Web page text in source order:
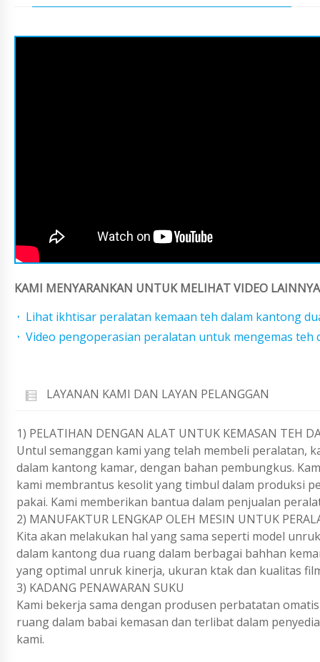
KAMI MENYARANKAN UNTUK MELIHAT VIDEO
Lihat ikhtisar peralatan kemaan teh dalam kantong
Video pengoperasian peralatan untuk mengemas
LAYANAN KAMI DAN LAYAN PELANGGAN
1) PELATIHAN DENGAN ALAT UNTUK KEMASAN TEH
Untul semanggan kami yang telah membeli peralatan,
dalam kantong kamar, dengan bahan pembungkus.
kami membrantus kesolit yang timbul dalam produksi
pakai. Kami memberikan bantua dalam penjualan
2) MANUFAKTUR LENGKAP OLEH MESIN UNTUK
Kita akan melakukan hal yang sama seperti model
dalam kantong dua ruang dalam berbagai bahhan
yang optimal unruk kinerja, ukuran ktak dan kualitas
3) KADANG PENAWARAN SUKU
Kami bekerja sama dengan produsen perbatatan
ruang dalam babai kemasan dan terlibat dalam
kami.